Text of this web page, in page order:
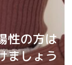
性の方は
ましょう